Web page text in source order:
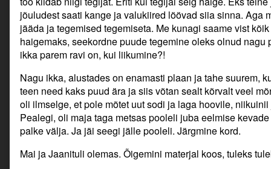
jõuludest saati kange ja valukiired löövad siia sinna. Aga
jääda ja tegemised tegemiseta. Me kunagi saame vist
haigemaks, seekordne puude tegemine oleks olnud
ikka parem ravi on, kui liikumine?!
Nagu ikka, alustades on enamasti plaan ja tahe suurem,
teen need kaks puud ära ja siis võtan sealt kõrvalt veel
oli ilmselge, et pole mõtet uut sodi ja laga hoovile,
Pealegi, oli maja taga metsas pooleli juba eelmise
palke välja. Ja jäi seegi jälle pooleli. Järgmine kord.
Mai ja Jaanituli olemas. Õigemini materjal koos, tuleks